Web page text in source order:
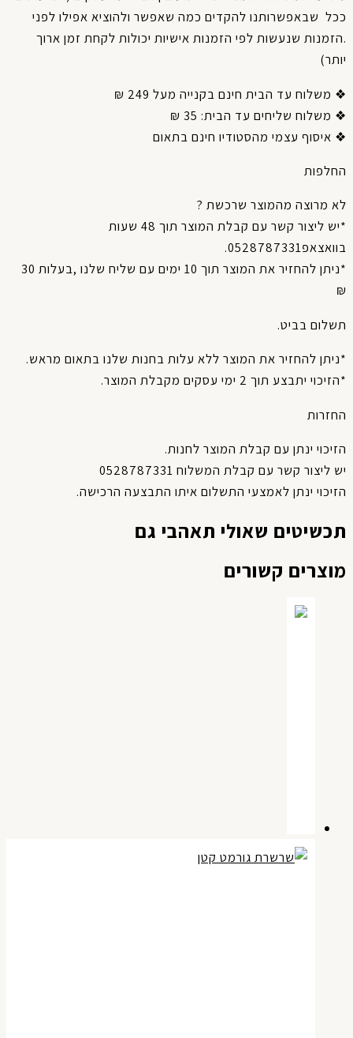
שבאפשרותנולהקדיםכמהשאפשרולהוציאאפילו לפני
שנעשותלפיהזמנותאישיותיכולותלקחתזמןארוך
)
עד הבית חינם בקנייה מעל 249 ₪
שליחים עד הבית: 35 ₪
איסוף עצמי מהסטודיו חינם בתאום
מרוצה מהמוצר שרכשת ?
*יש ליצור קשר עם קבלת המוצר תוך 48 שעות
*ניתן להחזיר את המוצר תוך 10 ימים עם שליח שלנו ,בעלות 30
בביט.
להחזיר את המוצר ללא עלות בחנות שלנו בתאום מראש.
יתבצע תוך 2 ימי עסקים מקבלת המוצר.
ינתן עם קבלת המוצר לחנות.
ליצור קשר עם קבלת המשלוח 0528787331
ינתן לאמצעי התשלום איתו התבצעה הרכישה.
שאולי תאהבי גם
קשורים